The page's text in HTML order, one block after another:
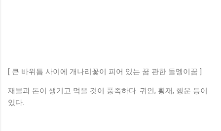
[ 큰 바위틈 사이에 개나리꽃이 피어 있는 꿈 관한 돌멩이꿈 ]
재물과 돈이 생기고 먹을 것이 풍족하다. 귀인, 횡재, 행운 등이
있다.